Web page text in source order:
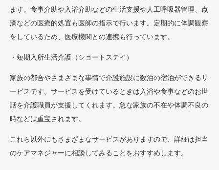
ます。食事介助や入浴介助などの生活支援や人工呼吸器管理、点
滴などの医療的処置も医師の指示で行います。定期的に体調観察
をしているため、医療機関との連携も行っています。
・短期入所生活介護（ショートステイ）
家族の都合やさまざまな事情で介護施設に数泊の宿泊ができるサ
ービスです。サービスを受けているときは入浴や食事などのお世
話を介護職員が支援してくれます。急な家族の不在や体調不良の
時などは重宝されます。
これら以外にもさまざまなサービスがありますので、詳細は担当
のケアマネジャーに相談してみることをおすすめします。